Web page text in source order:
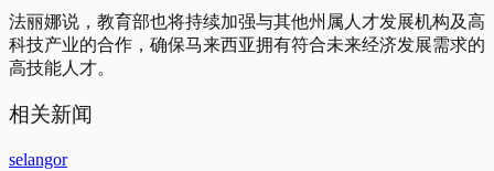
法丽娜说，教育部也将持续加强与其他州属人才发展机构及高
科技产业的合作，确保马来西亚拥有符合未来经济发展需求的
高技能人才。
相关新闻
selangor